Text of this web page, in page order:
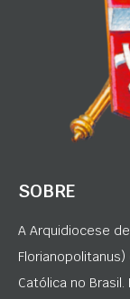
SOBRE
A Arquidiocese
Católica no